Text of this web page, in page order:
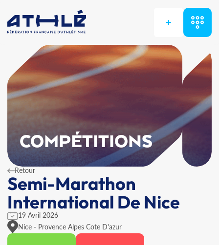
+
COMPÉTITIONS
Retour
Semi-Marathon
International De Nice
19 Avril 2026
Nice - Provence Alpes Cote D'azur